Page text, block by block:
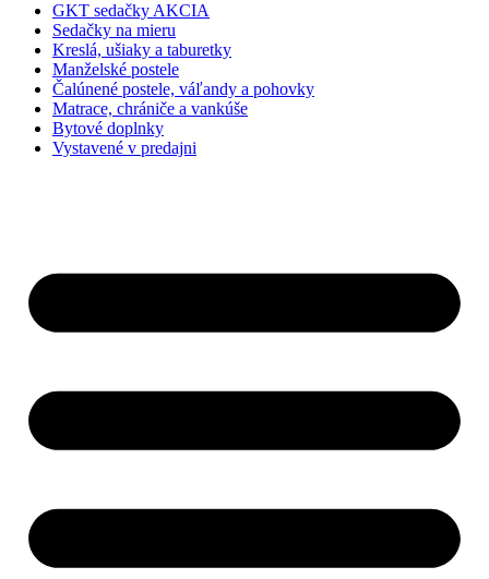
GKT sedačky AKCIA
Sedačky na mieru
Kreslá, ušiaky a taburetky
Manželské postele
Čalúnené postele, váľandy a pohovky
Matrace, chrániče a vankúše
Bytové doplnky
Vystavené v predajni